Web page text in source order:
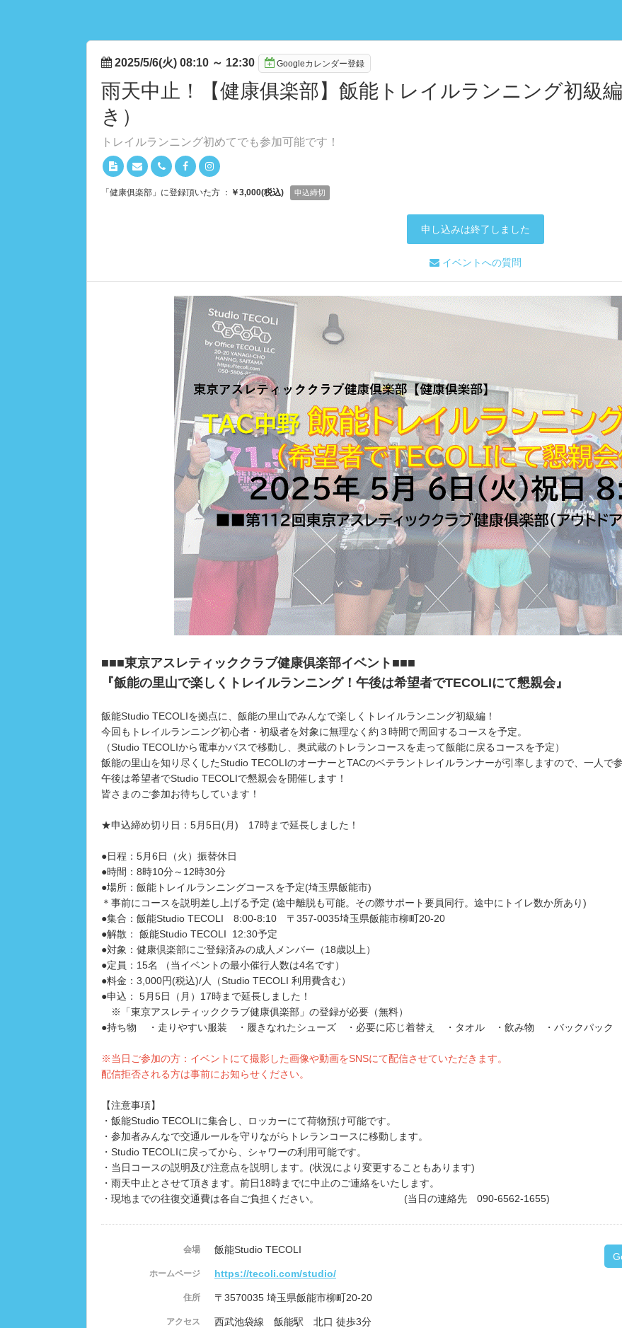
2025/5/6(火) 08:10 ～ 12:30 Googleカレンダー登録
雨天中止！【健康俱楽部】飯能トレイルランニング初級
き）
トレイルランニング初めてでも参加可能です！
「健康俱楽部」に登録頂いた方 ： ￥3,000(税込) 申込締切
申し込みは終了しました
イベントへの質問
■■■東京アスレティッククラブ健康俱楽部イベント■■■
『飯能の里山で楽しくトレイルランニング！午後は希望者でTECOLIにて懇親会』
飯能Studio TECOLIを拠点に、飯能の里山でみんなで楽しくトレイルランニング初級編！
今回もトレイルランニング初心者・初級者を対象に無理なく約３時間で周回するコースを予定。
（Studio TECOLIから電車かバスで移動し、奥武蔵のトレランコースを走って飯能に戻るコースを予定）
飯能の里山を知り尽くしたStudio TECOLIのオーナーとTACのベテラントレイルランナーが引率しますので、一人で参
午後は希望者でStudio TECOLIで懇親会を開催します！
皆さまのご参加お待ちしています！
★申込締め切り日：5月5日(月) 17時まで延長しました！
●日程：5月6日（火）振替休日
●時間：8時10分～12時30分
●場所：飯能トレイルランニングコースを予定(埼玉県飯能市)
＊事前にコースを説明差し上げる予定 (途中離脱も可能。その際サポート要員同行。途中にトイレ数か所あり)
●集合：飯能Studio TECOLI 8:00-8:10 〒357-0035埼玉県飯能市柳町20-20
●解散： 飯能Studio TECOLI 12:30予定
●対象：健康倶楽部にご登録済みの成人メンバー（18歳以上）
●定員：15名 （当イベントの最小催行人数は4名です）
●料金：3,000円(税込)/人（Studio TECOLI 利用費含む）
●申込： 5月5日（月）17時まで延長しました！
※「東京アスレティッククラブ健康俱楽部」の登録が必要（無料）
●持ち物 ・走りやすい服装 ・履きなれたシューズ ・必要に応じ着替え ・タオル ・飲み物 ・バックパック
※当日ご参加の方：イベントにて撮影した画像や動画をSNSにて配信させていただきます。
配信拒否される方は事前にお知らせください。
【注意事項】
・飯能Studio TECOLIに集合し、ロッカーにて荷物預け可能です。
・参加者みんなで交通ルールを守りながらトレランコースに移動します。
・Studio TECOLIに戻ってから、シャワーの利用可能です。
・当日コースの説明及び注意点を説明します。(状況により変更することもあります)
・雨天中止とさせて頂きます。前日18時までに中止のご連絡をいたします。
・現地までの往復交通費は各自ご負担ください。 (当日の連絡先 090-6562-1655)
会場 飯能Studio TECOLI
ホームページ https://tecoli.com/studio/
住所 〒3570035 埼玉県飯能市柳町20-20
アクセス 西武池袋線 飯能駅 北口 徒歩3分